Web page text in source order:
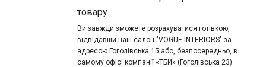
товару
Ви завжди зможете розрахуватися готівкою,
відвідавши наш салон "VOGUE INTERIORS" за
адресою Гоголівська 15 або, безпосередньо, в
самому офісі компанії «ТБИ» (Гоголівська 23).